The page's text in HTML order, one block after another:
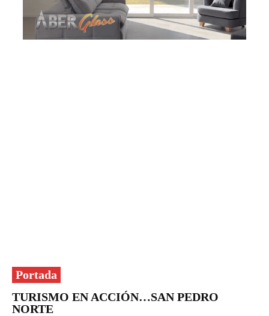
Portada
TURISMO EN ACCIÓN…SAN PEDRO
NORTE